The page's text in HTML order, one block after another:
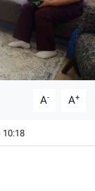
A- A+
10:18